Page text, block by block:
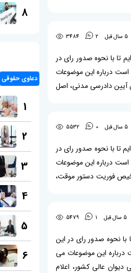
5 سال قبل 2
3484
تا با نحوه صدور رای در
است درباره این موضوعات
ماده 1305 قانون مدنی، اعتراض ثالث اصلی، تقسیم نامه عادی، ماده ۴۱۷ قانون آیین دادرسی مدنی، اصل
5 سال قبل 0
5532
تا با نحوه صدور رای در
است درباره این موضوعات
تشخیص فوریت دستور موقت،
5 سال قبل 1
5479
با نحوه صدور رای در این
شده است درباره این موضوعات می
مشارکت مدنی، رای وحدت رویه شماره 794 هیات عمومی دیوان عالی کشور، اعلام
8
دعاوی حقوقی
1
2
3
4
5
6